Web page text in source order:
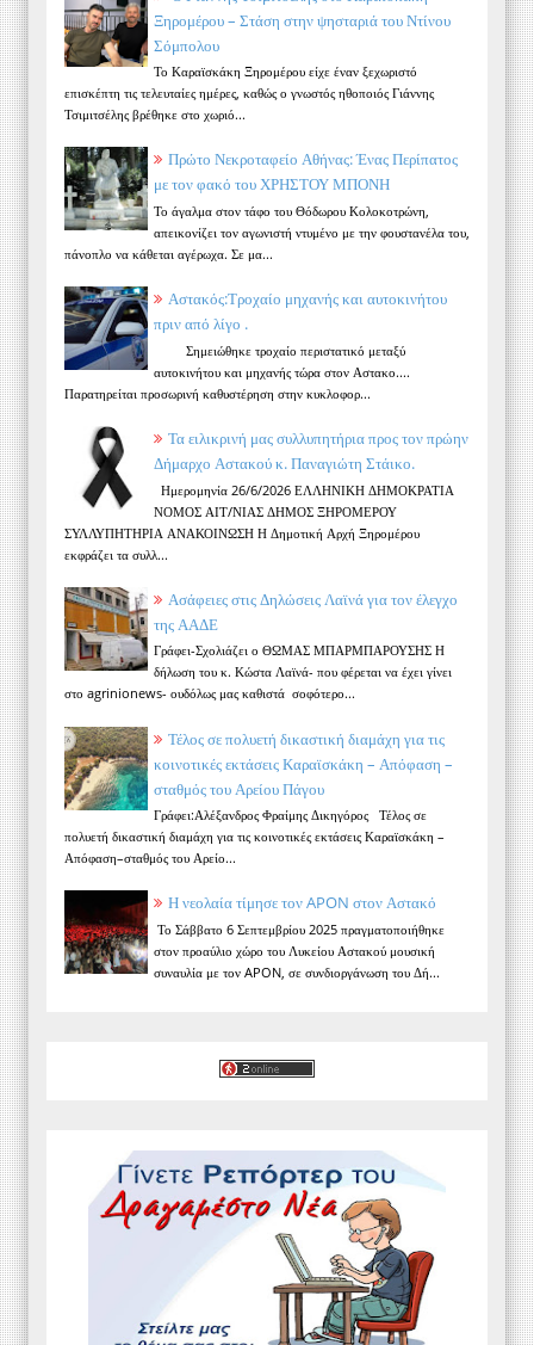
Ξηρομέρου – Στάση στην ψησταριά του Ντίνου
Σόμπολου
Το Καραϊσκάκη Ξηρομέρου είχε έναν ξεχωριστό
επισκέπτη τις τελευταίες ημέρες, καθώς ο γνωστός ηθοποιός Γιάννης
Τσιμιτσέλης βρέθηκε στο χωριό...
Πρώτο Νεκροταφείο Αθήνας: Ένας Περίπατος
με τον φακό του ΧΡΗΣΤΟΥ ΜΠΟΝΗ
Το άγαλμα στον τάφο του Θόδωρου Κολοκοτρώνη,
απεικονίζει τον αγωνιστή ντυμένο με την φουστανέλα του,
πάνοπλο να κάθεται αγέρωχα. Σε μα...
Αστακός:Τροχαίο μηχανής και αυτοκινήτου
πριν από λίγο .
Σημειώθηκε τροχαίο περιστατικό μεταξύ
αυτοκινήτου και μηχανής τώρα στον Αστακο....
Παρατηρείται προσωρινή καθυστέρηση στην κυκλοφορ...
Τα ειλικρινή μας συλλυπητήρια προς τον πρώην
Δήμαρχο Αστακού κ. Παναγιώτη Στάικο.
Ημερομηνία 26/6/2026 ΕΛΛΗΝΙΚΗ ΔΗΜΟΚΡΑΤΙΑ
ΝΟΜΟΣ ΑΙΤ/ΝΙΑΣ ΔΗΜΟΣ ΞΗΡΟΜΕΡΟΥ
ΣΥΛΛΥΠΗΤΗΡΙΑ ΑΝΑΚΟΙΝΩΣΗ Η Δημοτική Αρχή Ξηρομέρου
εκφράζει τα συλλ...
Ασάφειες στις Δηλώσεις Λαϊνά για τον έλεγχο
της ΑΑΔΕ
Γράφει-Σχολιάζει ο ΘΩΜΑΣ ΜΠΑΡΜΠΑΡΟΥΣΗΣ Η
δήλωση του κ. Κώστα Λαϊνά- που φέρεται να έχει γίνει
στο agrinionews- ουδόλως μας καθιστά σοφότερο...
Τέλος σε πολυετή δικαστική διαμάχη για τις
κοινοτικές εκτάσεις Καραϊσκάκη – Απόφαση –
σταθμός του Αρείου Πάγου
Γράφει:Αλέξανδρος Φραίμης Δικηγόρος Τέλος σε
πολυετή δικαστική διαμάχη για τις κοινοτικές εκτάσεις Καραϊσκάκη –
Απόφαση–σταθμός του Αρείο...
Η νεολαία τίμησε τον APON στον Αστακό
Το Σάββατο 6 Σεπτεμβρίου 2025 πραγματοποιήθηκε
στον προαύλιο χώρο του Λυκείου Αστακού μουσική
συναυλία με τον APON, σε συνδιοργάνωση του Δή...